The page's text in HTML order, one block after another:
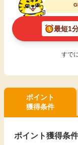
最短1
すで
ポイント
獲得条件
ポイント獲得条件